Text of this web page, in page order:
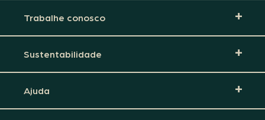
Trabalhe conosco
Sustentabilidade
Ajuda